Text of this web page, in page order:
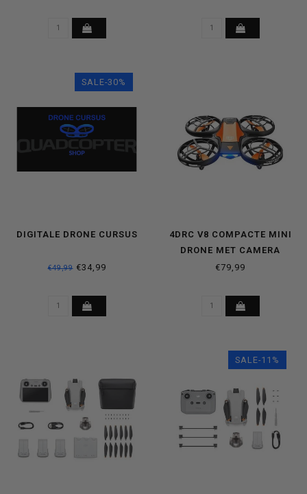
SALE-30%
DIGITALE DRONE CURSUS
€49,99€34,99
4DRC V8 COMPACTE MINI
DRONE MET CAMERA
€79,99
SALE-11%